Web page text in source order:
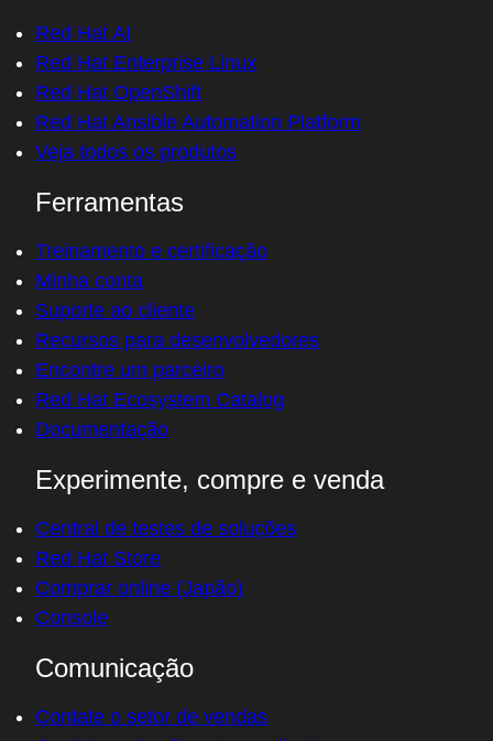
Red Hat AI
Red Hat Enterprise Linux
Red Hat OpenShift
Red Hat Ansible Automation Platform
Veja todos os produtos
Ferramentas
Treinamento e certificação
Minha conta
Suporte ao cliente
Recursos para desenvolvedores
Encontre um parceiro
Red Hat Ecosystem Catalog
Documentação
Experimente, compre e venda
Central de testes de soluções
Red Hat Store
Comprar online (Japão)
Console
Comunicação
Contate o setor de vendas